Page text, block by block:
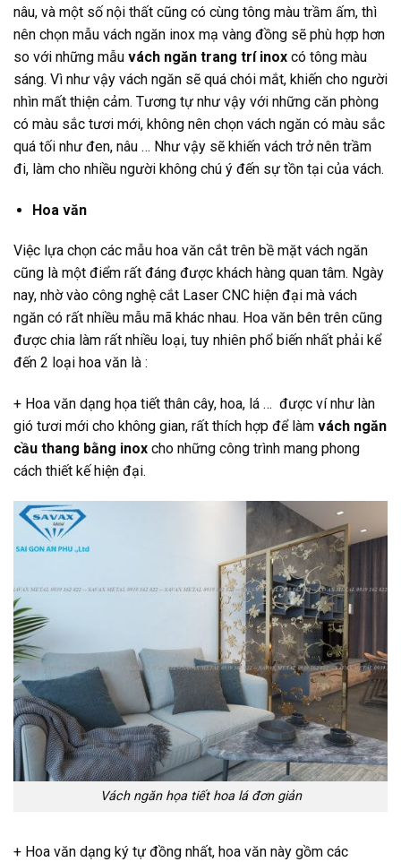
nâu, và một số nội thất cũng có cùng tông màu trầm ấm, thì
nên chọn mẫu vách ngăn inox mạ vàng đồng sẽ phù hợp hơn
so với những mẫu vách ngăn trang trí inox có tông màu
sáng. Vì như vậy vách ngăn sẽ quá chói mắt, khiến cho người
nhìn mất thiện cảm. Tương tự như vậy với những căn phòng
có màu sắc tươi mới, không nên chọn vách ngăn có màu sắc
quá tối như đen, nâu … Như vậy sẽ khiến vách trở nên trầm
đi, làm cho nhiều người không chú ý đến sự tồn tại của vách.
Hoa văn
Việc lựa chọn các mẫu hoa văn cắt trên bề mặt vách ngăn
cũng là một điểm rất đáng được khách hàng quan tâm. Ngày
nay, nhờ vào công nghệ cắt Laser CNC hiện đại mà vách
ngăn có rất nhiều mẫu mã khác nhau. Hoa văn bên trên cũng
được chia làm rất nhiều loại, tuy nhiên phổ biến nhất phải kể
đến 2 loại hoa văn là :
+ Hoa văn dạng họa tiết thân cây, hoa, lá … được ví như làn
gió tươi mới cho không gian, rất thích hợp để làm vách ngăn
cầu thang bằng inox cho những công trình mang phong
cách thiết kế hiện đại.
Vách ngăn họa tiết hoa lá đơn giản
+ Hoa văn dạng ký tự đồng nhất, hoa văn này gồm các